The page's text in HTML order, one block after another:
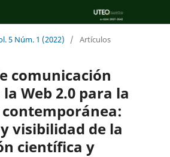
5 Núm. 1 (2022) / Artículos
comunicación
Web 2.0 para la
visibilidad de la
científica y